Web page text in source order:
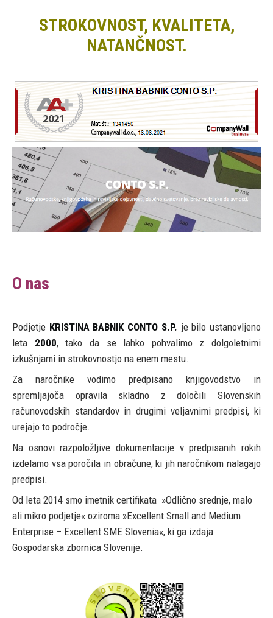
STROKOVNOST, KVALITETA,
NATANČNOST.
O nas
Podjetje KRISTINA BABNIK CONTO S.P. je bilo ustanovljeno
leta 2000, tako da se lahko pohvalimo z dolgoletnimi
izkušnjami in strokovnostjo na enem mestu.
Za naročnike vodimo predpisano knjigovodstvo in
spremljajoča opravila skladno z določili Slovenskih
računovodskih standardov in drugimi veljavnimi predpisi, ki
urejajo to področje.
Na osnovi razpoložljive dokumentacije v predpisanih rokih
izdelamo vsa poročila in obračune, ki jih naročnikom nalagajo
predpisi.
Od leta 2014 smo imetnik certifikata »Odlično srednje, malo
ali mikro podjetje« oziroma »Excellent Small and Medium
Enterprise – Excellent SME Slovenia«, ki ga izdaja
Gospodarska zbornica Slovenije.